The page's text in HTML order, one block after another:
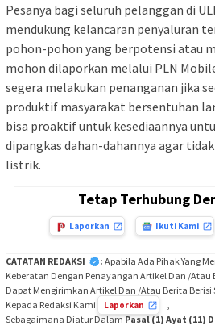
Pesanya bagi seluruh pelanggan di
mendukung kelancaran penyaluran
pohon-pohon yang berpotensi atau
mohon dilaporkan melalui PLN
segera melakukan penanganan jika
produktif masyarakat bersentuhan
bisa proaktif untuk kesediaannya
dipangkas dahan-dahannya agar
listrik.
Tetap Terhubung
Laporkan Ikuti Kami
CATATAN REDAKSI : Apabila Ada Pihak Yang
Keberatan Dengan Penayangan Artikel Dan /Atau
Dapat Mengirimkan Artikel Dan /Atau Berita Berisi
Kepada Redaksi Kami
Laporkan
Sebagaimana Diatur DalamPasal (1) Ayat (11)